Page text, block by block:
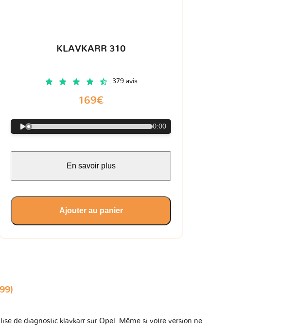
KLAVKARR 310
379 avis
169€
0:00
En savoir plus
Ajouter au panier
de diagnostic klavkarr sur Opel. Même si votre version ne